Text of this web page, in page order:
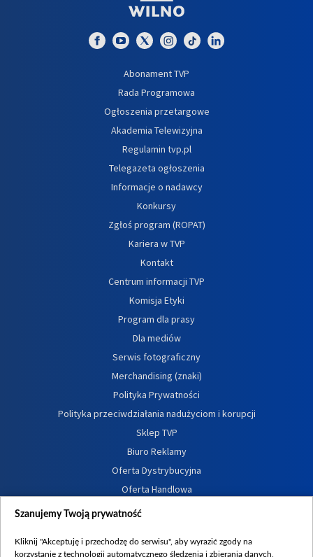
Abonament TVP
Rada Programowa
Ogłoszenia przetargowe
Akademia Telewizyjna
Regulamin tvp.pl
Telegazeta ogłoszenia
Informacje o nadawcy
Konkursy
Zgłoś program (ROPAT)
Kariera w TVP
Kontakt
Centrum informacji TVP
Komisja Etyki
Program dla prasy
Dla mediów
Serwis fotograficzny
Merchandising (znaki)
Polityka Prywatności
Polityka przeciwdziałania nadużyciom i korupcji
Sklep TVP
Biuro Reklamy
Oferta Dystrybucyjna
Oferta Handlowa
Dostępność
Procedura zgłoszeń wewnętrznych
Szanujemy Twoją prywatność
Kliknij "Akceptuję i przechodzę do serwisu", aby wyrazić zgody na
korzystanie z technologii automatycznego śledzenia i zbierania danych,